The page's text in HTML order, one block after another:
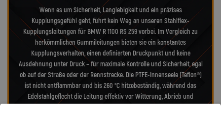
Wenn es um Sicherheit, Langlebigkeit und ein präzises
Kupplungsgefühl geht, führt kein Weg an unseren Stahlflex-
Kupplungsleitungen für BMW R 1100 RS 259 vorbei. Im Vergleich zu
herkömmlichen Gummileitungen bieten sie ein konstantes
Kupplungsverhalten, einen definierten Druckpunkt und keine
Ausdehnung unter Druck – für maximale Kontrolle und Sicherheit, egal
ob auf der Straße oder der Rennstrecke. Die PTFE-Innenseele (Teflon®)
ist nicht entflammbar und bis 260 °C hitzebeständig, während das
Edelstahlgeflecht die Leitung effektiv vor Witterung, Abrieb und